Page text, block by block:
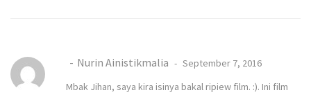
Nurin Ainistikmalia
September 7, 2016
Mbak Jihan, saya kira isinya bakal ripiew film. :). Ini film